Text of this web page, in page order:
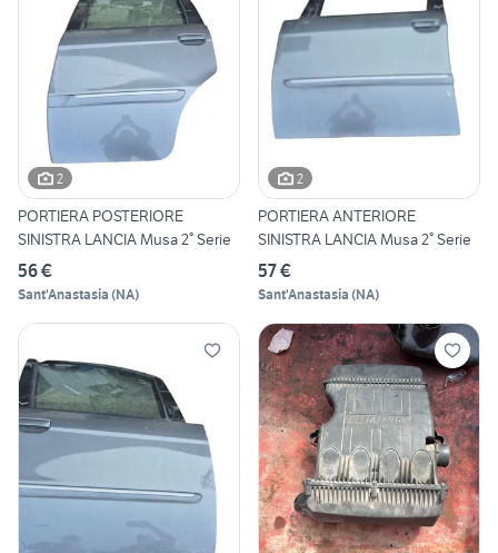
2
PORTIERA POSTERIORE
SINISTRA LANCIA Musa 2° Serie
56 €
Sant'Anastasia (NA)
2
PORTIERA ANTERIORE
SINISTRA LANCIA Musa 2° Serie
57 €
Sant'Anastasia (NA)